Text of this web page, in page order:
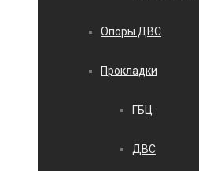
Опоры ДВС
Прокладки
ГБЦ
ДВС